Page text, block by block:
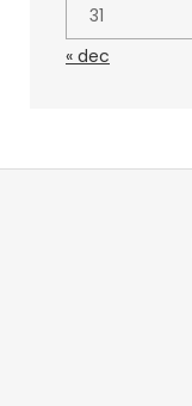
31
« dec